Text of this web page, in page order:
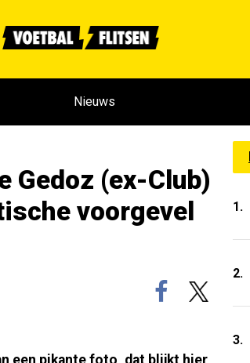
Nieuws
Gedoz (ex-Club)
voorgevel
een pikante foto, dat blijkt hier
1.
2.
3.